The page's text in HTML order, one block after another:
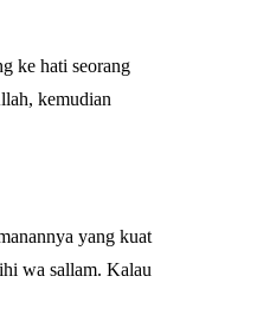
ke hati seorang
kemudian
yang kuat
wa sallam. Kalau